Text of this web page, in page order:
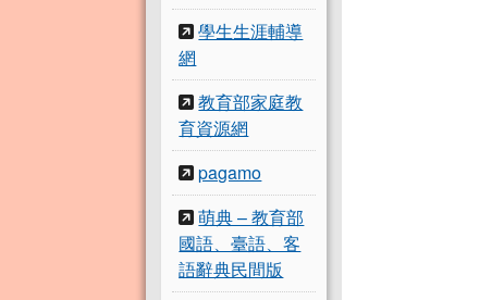
學生生涯輔導
網
教育部家庭教
育資源網
pagamo
萌典 – 教育部
國語、臺語、客
語辭典民間版